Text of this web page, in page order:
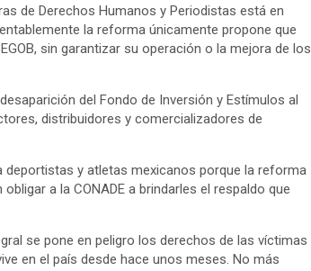
de Derechos Humanos y Periodistas está en
la reforma únicamente propone que
sin garantizar su operación o la mejora de los
del Fondo de Inversión y Estímulos al
distribuidores y comercializadores de
y atletas mexicanos porque la reforma
a la CONADE a brindarles el respaldo que
se pone en peligro los derechos de las víctimas
en el país desde hace unos meses. No más